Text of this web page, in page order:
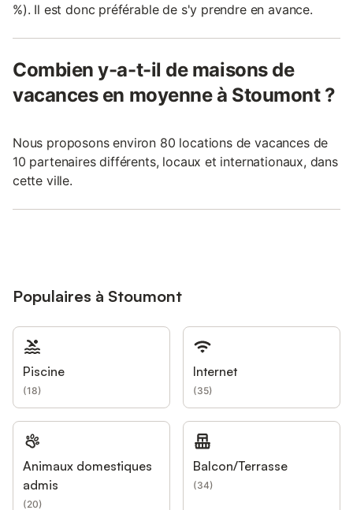
%). Il est donc préférable de s'y prendre en avance.
Combien y-a-t-il de maisons de
vacances en moyenne à Stoumont ?
Nous proposons environ 80 locations de vacances de
10 partenaires différents, locaux et internationaux, dans
cette ville.
Populaires à Stoumont
Piscine
(18)
Internet
(35)
Animaux domestiques
admis
(20)
Balcon/Terrasse
(34)